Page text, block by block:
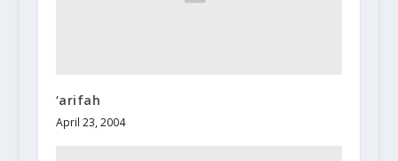
‘arifah
April 23, 2004